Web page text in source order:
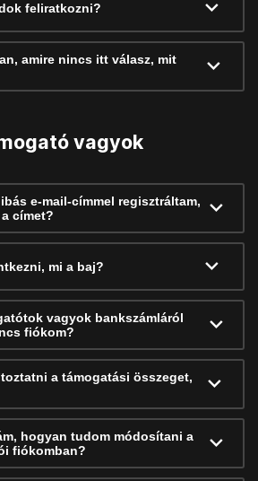
feliratkozni?
amire nincs itt válasz, mit
vagyok
e-mail-címmel regisztráltam,
címet?
mi a baj?
vagyok bankszámláról
fiókom?
a támogatási összeget,
hogyan tudom módosítani a
fiókomban?